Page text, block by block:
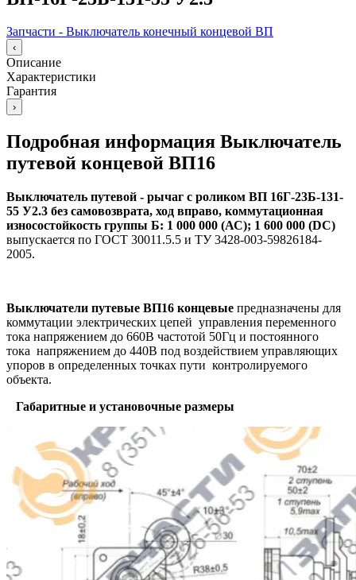
Запчасти - Выключатель конечный концевой ВП
‹
Описание
Характеристики
Гарантия
›
Подробная информация Выключатель
путевой концевой ВП16
Выключатель путевой - рычаг с роликом ВП 16Г-23Б-131-
55 У2.3 без самовозврата, ход вправо, коммутационная
износостойкость группы Б: 1 000 000 (АС); 1 600 000 (DC)
выпускается по ГОСТ 30011.5.5 и ТУ 3428-003-59826184-
2005.
Выключатели путевые ВП16 концевые предназначены для
коммутации электрических цепей управления переменного
тока напряжением до 660В частотой 50Гц и постоянного
тока напряжением до 440В под воздействием управляющих
упоров в определенных точках пути контролируемого
объекта.
Габаритные и установочные размеры